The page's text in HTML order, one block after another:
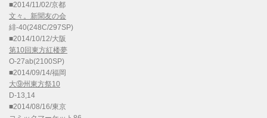
■2014/11/02/京都
文々。新聞友の会
緋-40(248C/297SP)
■2014/10/12/大阪
第10回東方紅楼夢
O-27ab(2100SP)
■2014/09/14/福岡
大⑨州東方祭10
D-13,14
■2014/08/16/東京